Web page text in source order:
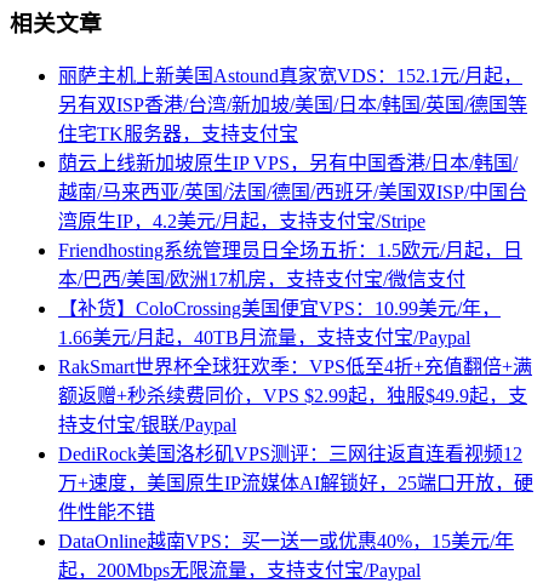
相关文章
丽萨主机上新美国Astound真家宽VDS：152.1元/月起，
另有双ISP香港/台湾/新加坡/美国/日本/韩国/英国/德国等
住宅TK服务器，支持支付宝
荫云上线新加坡原生IP VPS，另有中国香港/日本/韩国/
越南/马来西亚/英国/法国/德国/西班牙/美国双ISP/中国台
湾原生IP，4.2美元/月起，支持支付宝/Stripe
Friendhosting系统管理员日全场五折：1.5欧元/月起，日
本/巴西/美国/欧洲17机房，支持支付宝/微信支付
【补货】ColoCrossing美国便宜VPS：10.99美元/年，
1.66美元/月起，40TB月流量，支持支付宝/Paypal
RakSmart世界杯全球狂欢季：VPS低至4折+充值翻倍+满
额返赠+秒杀续费同价，VPS $2.99起，独服$49.9起，支
持支付宝/银联/Paypal
DediRock美国洛杉矶VPS测评：三网往返直连看视频12
万+速度，美国原生IP流媒体AI解锁好，25端口开放，硬
件性能不错
DataOnline越南VPS：买一送一或优惠40%，15美元/年
起，200Mbps无限流量，支持支付宝/Paypal